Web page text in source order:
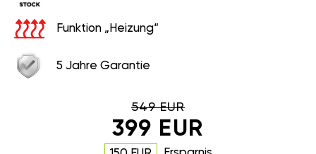
Funktion „Heizung“
5 Jahre Garantie
549 EUR
399 EUR